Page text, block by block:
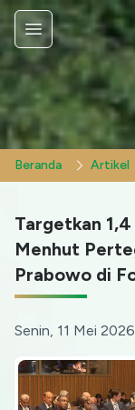
Menu
Beranda Artikel
Targetkan
Menhut
Prabowo di
Senin, 11 Mei 2026